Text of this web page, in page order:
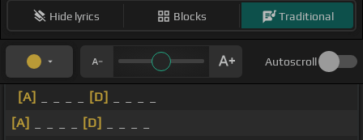
Hide lyrics Blocks Traditional
Autoscroll
[A] [D]
[A]
[D]